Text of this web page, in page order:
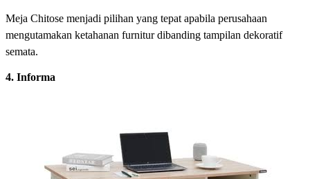
Meja Chitose menjadi pilihan yang tepat apabila perusahaan
mengutamakan ketahanan furnitur dibanding tampilan dekoratif
semata.
4. Informa